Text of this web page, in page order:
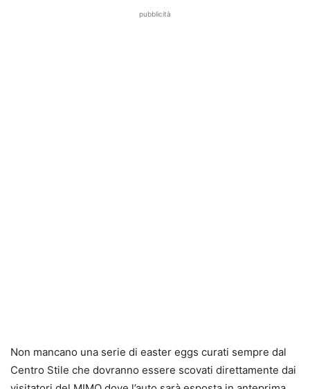
pubblicità
Non mancano una serie di easter eggs curati sempre dal
Centro Stile che dovranno essere scovati direttamente dai